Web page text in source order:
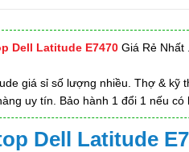
Dell Latitude E7470Giá Rẻ Nhất
giá sỉ số lượng nhiều. Thợ & kỹ
uy tín. Bảo hành 1 đổi 1 nếu có
Dell Latitude